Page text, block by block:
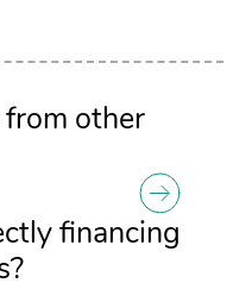
other
financing